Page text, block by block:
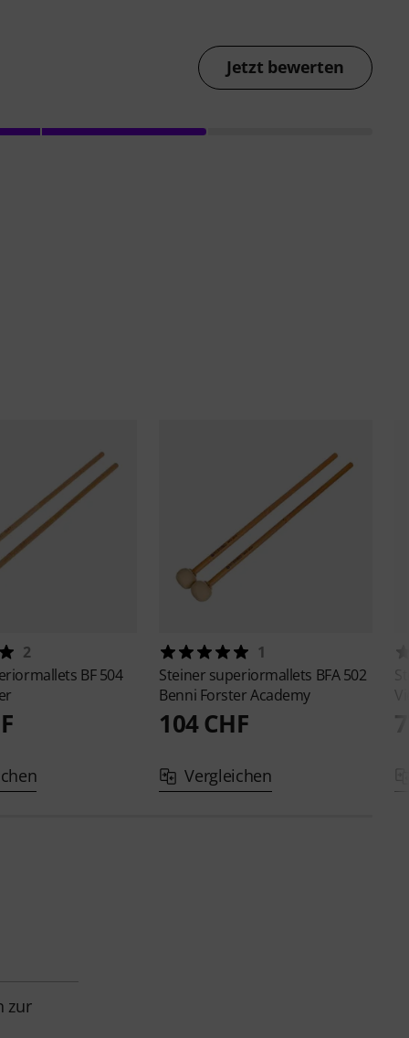
Jetzt bewerten
2
BF 504
1
Steiner superiormallets BFA 502
Benni Forster Academy
104 CHF
Vergleichen
zur